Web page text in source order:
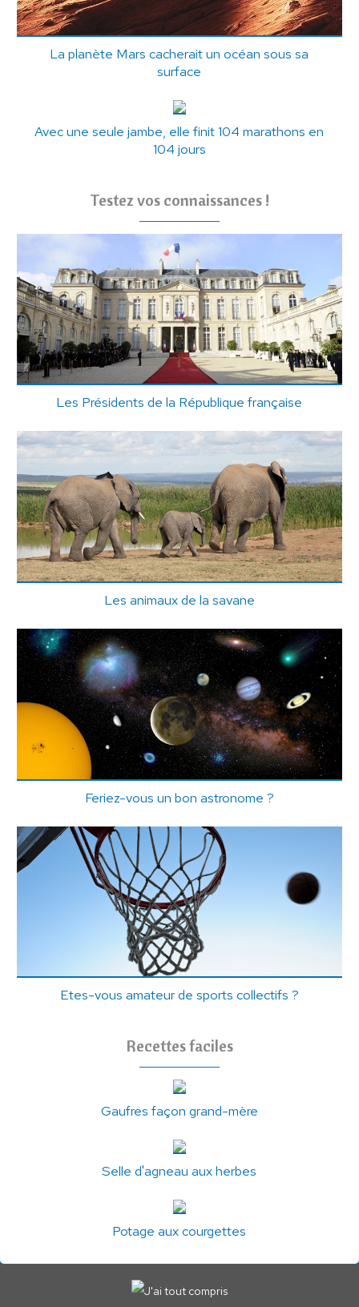
La planète Mars cacherait un océan sous sa
surface
Avec une seule jambe, elle finit 104 marathons en
104 jours
Testez vos connaissances !
Les Présidents de la République française
Les animaux de la savane
Feriez-vous un bon astronome ?
Etes-vous amateur de sports collectifs ?
Recettes faciles
Gaufres façon grand-mère
Selle d'agneau aux herbes
Potage aux courgettes